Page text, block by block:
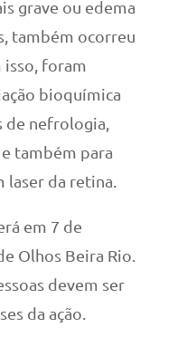
grave ou edema
também ocorreu
isso, foram
bioquímica
de nefrologia,
também para
da retina.
em 7 de
Olhos Beira Rio.
devem ser
da ação.